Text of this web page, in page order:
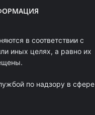
в соответствии с
иных целях, а равно их
по надзору в сфере